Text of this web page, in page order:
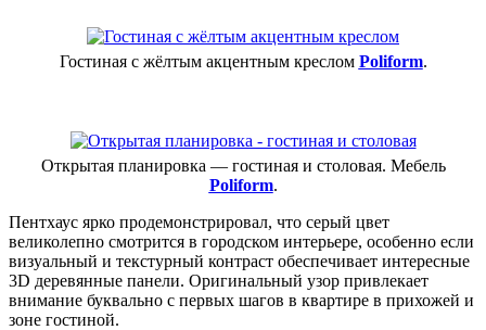
Гостиная с жёлтым акцентным креслом Poliform.
Открытая планировка — гостиная и столовая. Мебель
Poliform.
Пентхаус ярко продемонстрировал, что серый цвет
великолепно смотрится в городском интерьере, особенно если
визуальный и текстурный контраст обеспечивает интересные
3D деревянные панели. Оригинальный узор привлекает
внимание буквально с первых шагов в квартире в прихожей и
зоне гостиной.